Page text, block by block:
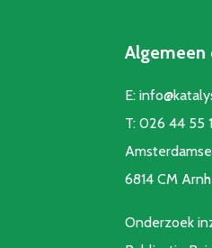
Algemeen
E:
T:026 44 55
6814 CM
Onderzoek